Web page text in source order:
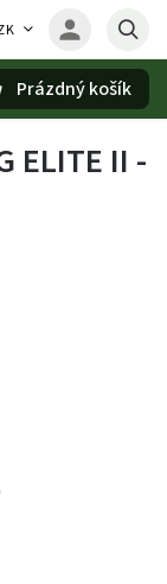
Prázdný košík
ELITE II -